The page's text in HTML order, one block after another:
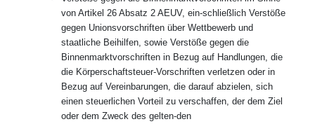
von Artikel 26 Absatz 2 AEUV, ein-schließlich Verstöße
gegen Unionsvorschriften über Wettbewerb und
staatliche Beihilfen, sowie Verstöße gegen die
Binnenmarktvorschriften in Bezug auf Handlungen, die
die Körperschaftsteuer-Vorschriften verletzen oder in
Bezug auf Vereinbarungen, die darauf abzielen, sich
einen steuerlichen Vorteil zu verschaffen, der dem Ziel
oder dem Zweck des gelten-den